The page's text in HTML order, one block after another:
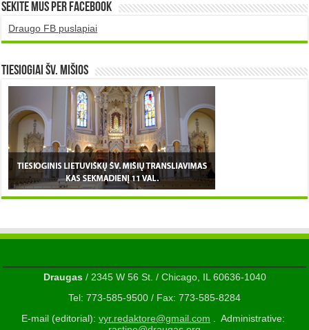
Sekite mus per Facebook
Draugo FB puslapiai
TIESIOGIAI šv. MIŠIOS
Draugas/ 2345 W 56 St. / Chicago, IL 60636-1040
Tel: 773-585-9500 / Fax: 773-585-8284
E-mail (editorial): vyr.redaktore@gmail.com . Administrative: